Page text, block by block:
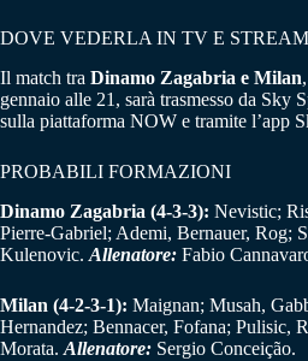
DOVE VEDERLA IN TV E
Il match tra Dinamo Zagabria e Milan
gennaio alle 21, sarà trasmesso da Sky
sulla piattaforma NOW e tramite l’app
PROBABILI FORMAZIONI
Dinamo Zagabria (4-3-3): Nevistic;
Pierre-Gabriel; Ademi, Bernauer, Rog;
Kulenovic. Allenatore: Fabio
Milan (4-2-3-1): Maignan; Musah,
Hernandez; Bennacer, Fofana; Pulisic,
Morata. Allenatore: Sergio Conceição.